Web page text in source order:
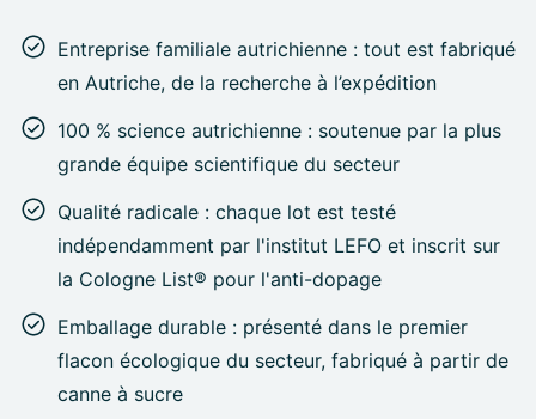
Entreprise familiale autrichienne : tout est fabriqué
en Autriche, de la recherche à l’expédition
100 % science autrichienne : soutenue par la plus
grande équipe scientifique du secteur
Qualité radicale : chaque lot est testé
indépendamment par l'institut LEFO et inscrit sur
la Cologne List® pour l'anti-dopage
Emballage durable : présenté dans le premier
flacon écologique du secteur, fabriqué à partir de
canne à sucre